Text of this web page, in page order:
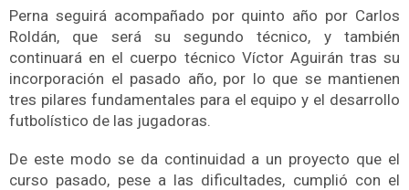
Perna seguirá acompañado por quinto año por Carlos
Roldán, que será su segundo técnico, y también
continuará en el cuerpo técnico Víctor Aguirán tras su
incorporación el pasado año, por lo que se mantienen
tres pilares fundamentales para el equipo y el desarrollo
futbolístico de las jugadoras.
De este modo se da continuidad a un proyecto que el
curso pasado, pese a las dificultades, cumplió con el